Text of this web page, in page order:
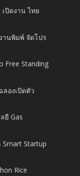
ปิดงาน ไทย
านพิมพ์ จัดโปร
Free Standing
องเปิดตัว
ยี Gas
Smart Startup
Rice